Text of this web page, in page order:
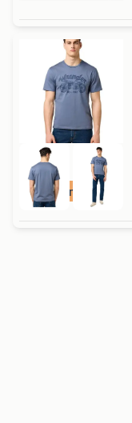
Duurzame Deal